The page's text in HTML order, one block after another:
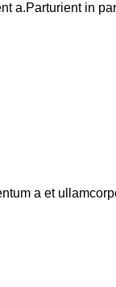
a.Parturient in
a et